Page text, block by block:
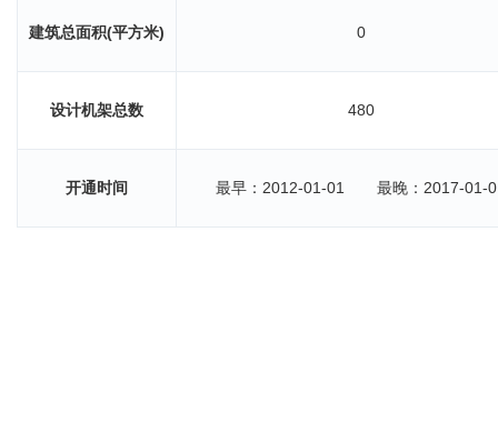
建筑总面积(平方米) 0
设计机架总数 480
开通时间 最早：2012-01-01 最晚：2017-01-